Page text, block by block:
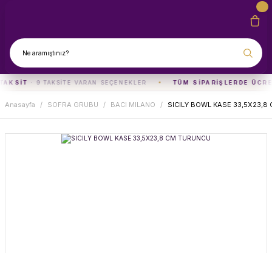
· 9 TAKSITE VARAN SEÇENEKLER TÜM SIPARIŞLERDE
Anasayfa SOFRA GRUBU BACI MILANO SICILY BOWL KASE 33,5X23,8